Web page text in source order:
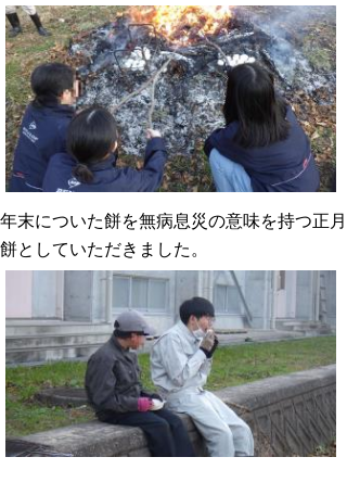
年末についた餅を無病息災の意味を持つ正月
餅としていただきました。